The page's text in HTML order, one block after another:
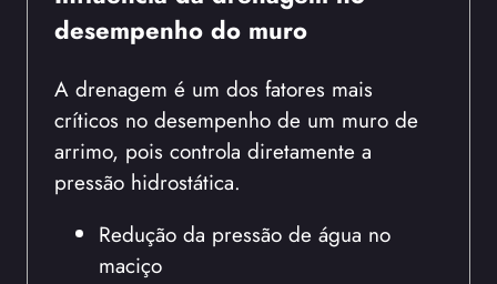
desempenho do muro
A drenagem é um dos fatores mais
críticos no desempenho de um muro de
arrimo, pois controla diretamente a
pressão hidrostática.
Redução da pressão de água no
maciço